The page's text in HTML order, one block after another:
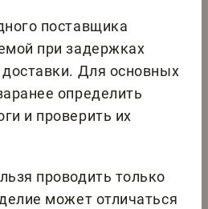
поставщика
при задержках
доставки. Для основных
определить
и проверить их
проводить только
может отличаться